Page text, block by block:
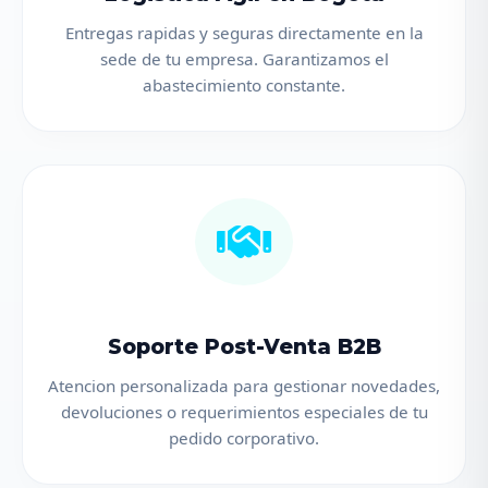
Entregas rapidas y seguras directamente en la
sede de tu empresa. Garantizamos el
abastecimiento constante.
Soporte Post-Venta B2B
Atencion personalizada para gestionar novedades,
devoluciones o requerimientos especiales de tu
pedido corporativo.